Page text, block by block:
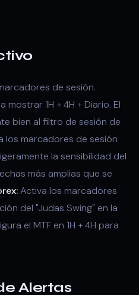
de sesión.
1H + 4H + Diario. El
bien al filtro de sesión de
los marcadores de sesión
la sensibilidad del
más amplias que se
Activa los marcadores
del "Judas Swing" en la
el MTF en 1H + 4H para
Alertas